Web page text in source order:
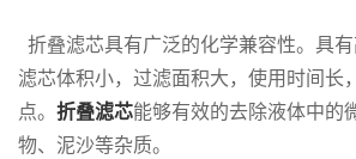
折叠滤芯具有广泛的化学兼容性。具有
滤芯体积小，过滤面积大，使用时间长
点。 折叠滤芯能够有效的去除液体中的
物、泥沙等杂质。